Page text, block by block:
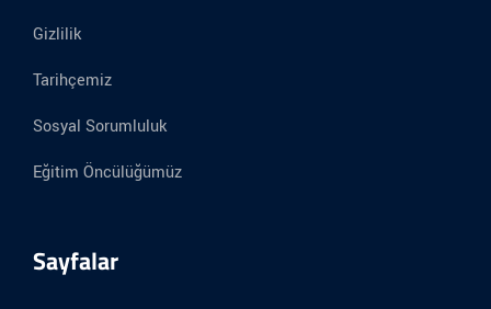
Gizlilik
Tarihçemiz
Sosyal Sorumluluk
Eğitim Öncülüğümüz
Sayfalar